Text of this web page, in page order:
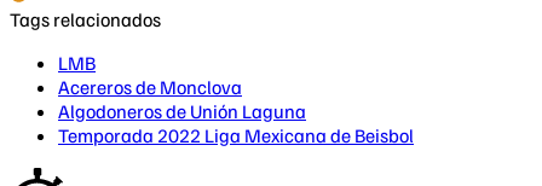
Tags relacionados
LMB
Acereros de Monclova
Algodoneros de Unión Laguna
Temporada 2022 Liga Mexicana de Beisbol